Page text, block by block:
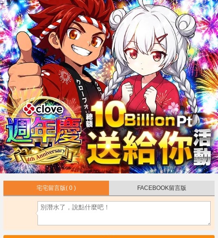
宅宅留言版( 0 ) FACEBOOK留言版